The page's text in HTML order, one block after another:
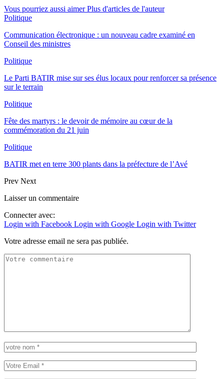
Vous pourriez aussi aimer Plus d'articles de l'auteur
Politique
Communication électronique : un nouveau cadre examiné en
Conseil des ministres
Politique
Le Parti BATIR mise sur ses élus locaux pour renforcer sa présence
sur le terrain
Politique
Fête des martyrs : le devoir de mémoire au cœur de la
commémoration du 21 juin
Politique
BATIR met en terre 300 plants dans la préfecture de l’Avé
Prev Next
Laisser un commentaire
Connecter avec:
Login with Facebook Login with Google Login with Twitter
Votre adresse email ne sera pas publiée.